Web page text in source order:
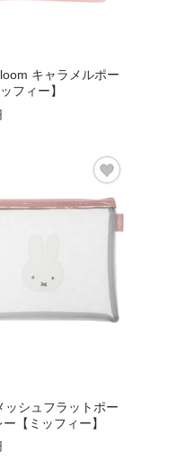
キャラメルポー
フィー】
ッシュフラットポー
【ミッフィー】